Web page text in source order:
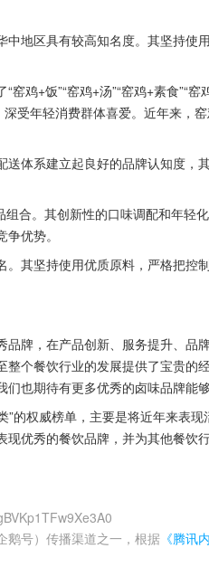
地区具有较高知名度。其坚持使
鸡+饭”“窑鸡+汤”“窑鸡+素食”“
受年轻消费群体喜爱。近年来，
体系建立起良好的品牌认知度，
合。其创新性的口味调配和年轻
优势。
其坚持使用优质原料，严格把控
牌，在产品创新、服务提升、品
个餐饮行业的发展提供了宝贵的
也期待有更多优秀的卤味品牌能
”的权威榜单，主要是将近年来表
优秀的餐饮品牌，并为其他餐饮
鹅号）传播渠道之一，根据 《腾讯